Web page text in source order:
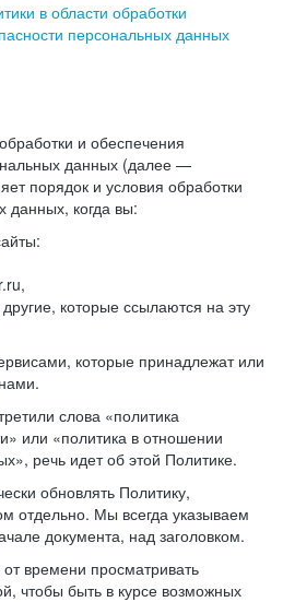
в области обработки
персональных данных
и обеспечения
данных (далее —
порядок и условия обработки
данных, когда вы:
которые ссылаются на эту
которые принадлежат или
слова «политика
или «политика в отношении
речь идет об этой Политике.
обновлять Политику,
отдельно. Мы всегда указываем
документа, над заголовком.
времени просматривать
чтобы быть в курсе возможных